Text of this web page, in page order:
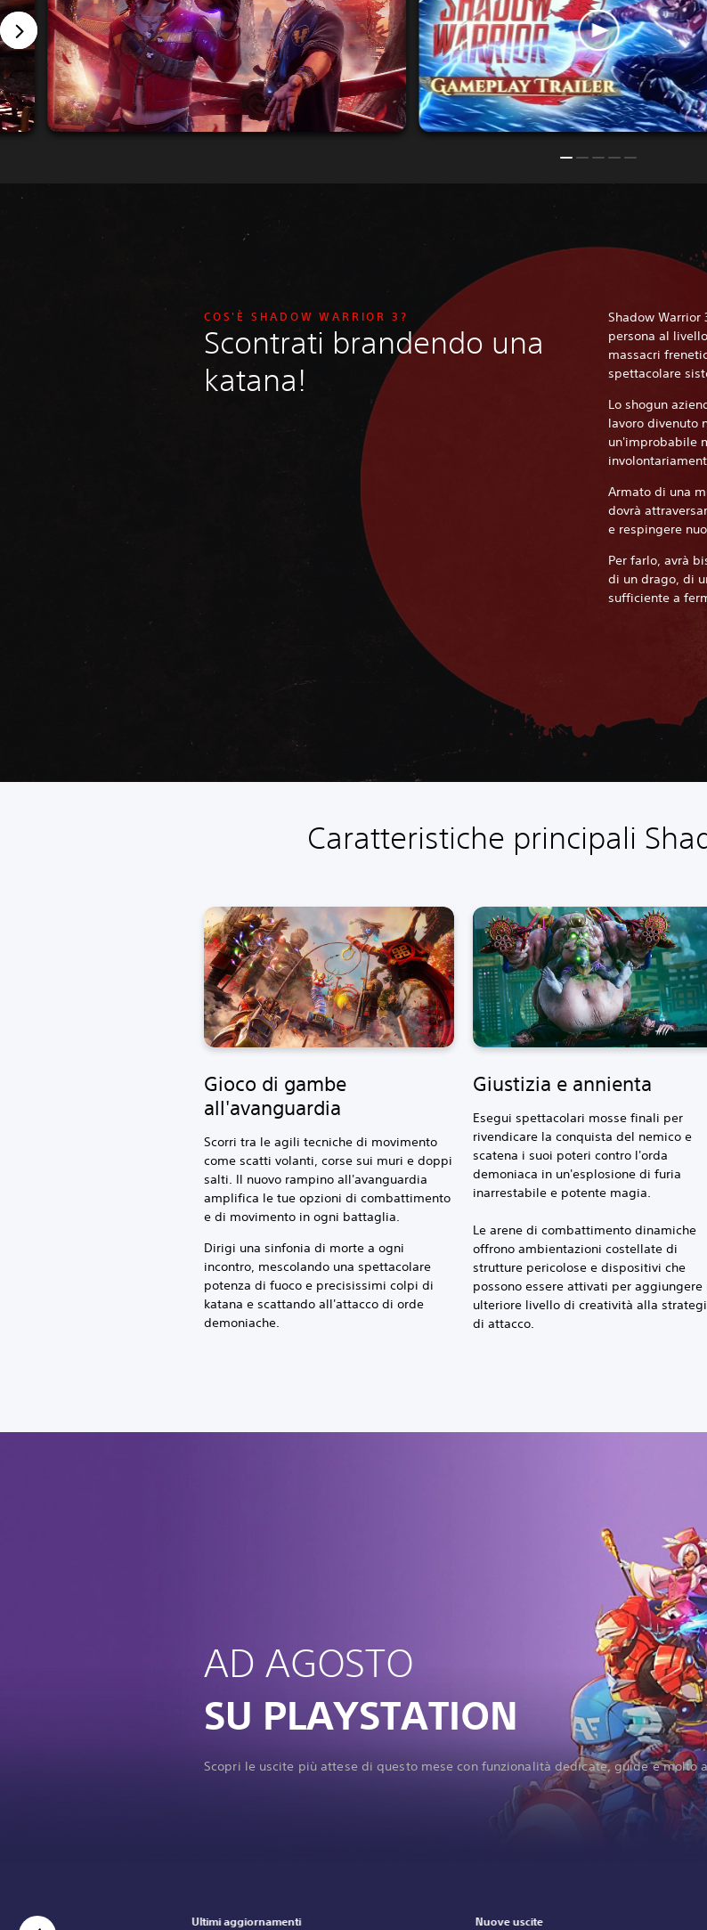
COS'È SHADOW WARRIOR 3?
Scontrati brandendo una
katana!
Shadow
persona al
massacri
spettacolare
Lo shogun
lavoro divenuto
un'improbabile
Armato di una
dovrà
e respingere
Per farlo, avrà
di un drago, di
sufficiente a
Caratteristiche principali
Gioco di gambe
all'avanguardia
Scorri tra le agili tecniche di movimento
come scatti volanti, corse sui muri e doppi
salti. Il nuovo rampino all'avanguardia
amplifica le tue opzioni di combattimento
e di movimento in ogni battaglia.
Dirigi una sinfonia di morte a ogni
incontro, mescolando una spettacolare
potenza di fuoco e precisissimi colpi di
katana e scattando all'attacco di orde
demoniache.
Giustizia e annienta
Esegui spettacolari mosse finali per
rivendicare la conquista del nemico e
scatena i suoi poteri contro l'orda
demoniaca in un'esplosione di furia
inarrestabile e potente magia.
Le arene di combattimento dinamiche
offrono ambientazioni costellate di
strutture pericolose e dispositivi che
possono essere attivati per aggiungere
ulteriore livello di creatività alla
di attacco.
AD AGOSTO
SU PLAYSTATION
Scopri le uscite più attese di questo mese con funzionalità dedicate, guide e molto
Nuove uscite
Ultimi aggiornamenti